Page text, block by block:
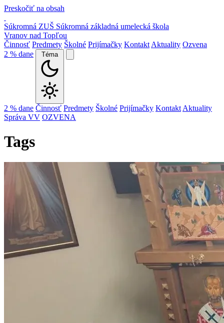
Preskočiť na obsah
Súkromná ZUŠ Súkromná základná umelecká škola
Vranov nad Topľou
Činnosť Predmety Školné Prijímačky Kontakt Aktuality Ozvena
2 % dane
Téma
2 % dane Činnosť Predmety Školné Prijímačky Kontakt Aktuality
Správa VV OZVENA
Tags